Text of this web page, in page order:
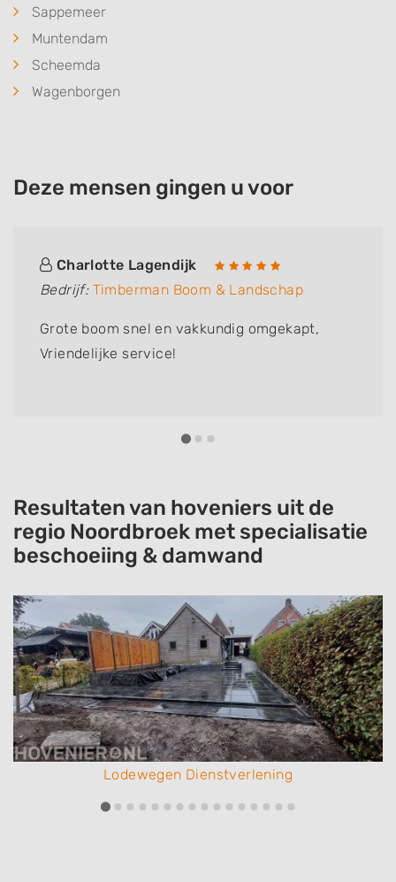
Sappemeer
Muntendam
Scheemda
Wagenborgen
Deze mensen gingen u voor
Charlotte Lagendijk
Bedrijf: Timberman Boom & Landschap
Grote boom snel en vakkundig omgekapt,
Vriendelijke service!
Resultaten van hoveniers uit de
regio Noordbroek met specialisatie
beschoeiing & damwand
Lodewegen Dienstverlening